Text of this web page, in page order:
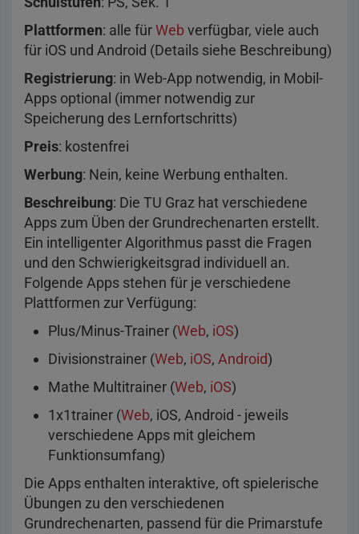
Plattformen: alle fürWebverfügbar, viele auch
für iOS und Android (Details siehe Beschreibung)
Registrierung: in Web-App notwendig, in Mobil-
Apps optional (immer notwendig zur
Speicherung des Lernfortschritts)
Preis: kostenfrei
Werbung: Nein, keine Werbung enthalten.
Beschreibung: Die TU Graz hat verschiedene
Apps zum Üben der Grundrechenarten erstellt.
Ein intelligenter Algorithmus passt die Fragen
und den Schwierigkeitsgrad individuell an.
Folgende Apps stehen für je verschiedene
Plattformen zur Verfügung:
Plus/Minus-Trainer (Web, iOS)
Divisionstrainer (Web, iOS, Android)
Mathe Multitrainer (Web, iOS)
1x1trainer (Web, iOS, Android - jeweils
verschiedene Apps mit gleichem
Funktionsumfang)
Die Apps enthalten interaktive, oft spielerische
Übungen zu den verschiedenen
Grundrechenarten, passend für die Primarstufe